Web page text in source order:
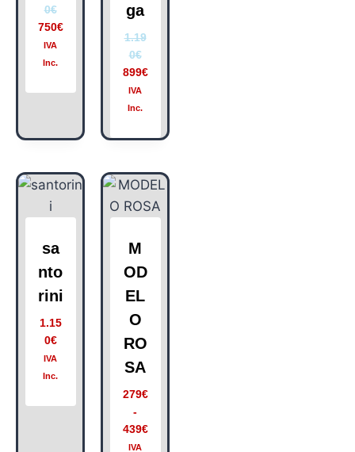
0€
750€
IVA
Inc.
ga
1.19
0€
899€
IVA
Inc.
sa
nto
rini
1.15
0€
IVA
Inc.
M
OD
EL
O
RO
SA
279€
-
439€
IVA